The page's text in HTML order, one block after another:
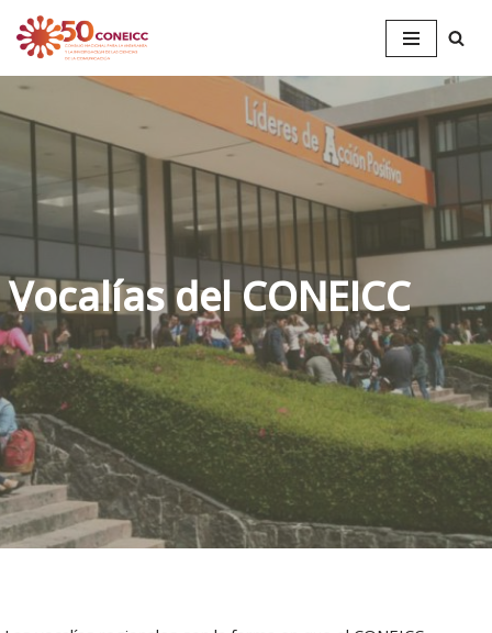
Saltar
al
contenido
Vocalías del CONEICC